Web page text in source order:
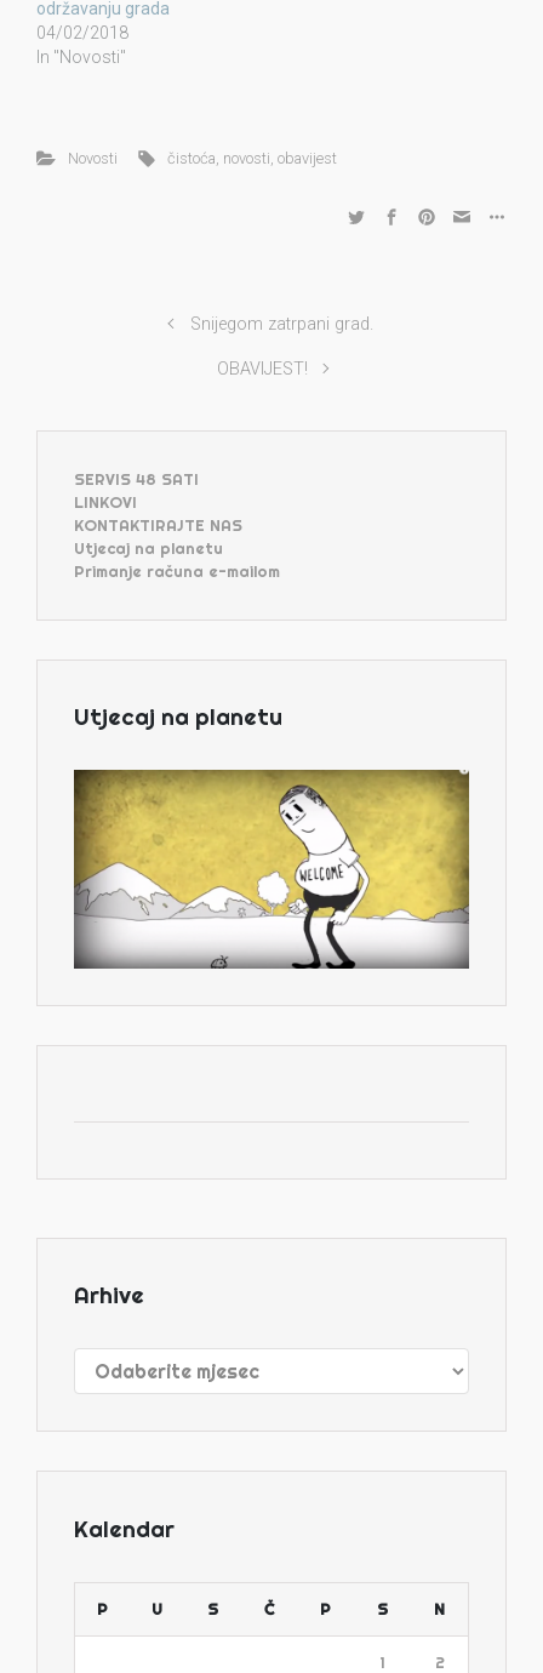
održavanju grada
04/02/2018
In "Novosti"
Novosti čistoća novosti ,obavijest
Snijegom zatrpani grad.
OBAVIJEST!
SERVIS 48 SATI
LINKOVI
KONTAKTIRAJTE NAS
Utjecaj na planetu
Primanje računa e-mailom
Utjecaj na planetu
Arhive
Kalendar
P U S Č P S N
1 2